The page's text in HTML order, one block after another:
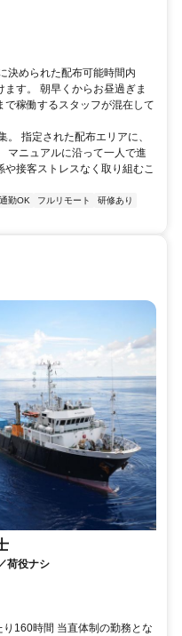
決められた配布可能時間内
す。 朝早くからお昼過ぎま
稼働するスタッフが混在して
指定された配布エリアに、
マニュアルに沿って一人で進
接客ストレスなく取り組むこ
勤OK フルリモート
研修あり
荷役ナシ
160時間 当直体制の勤務とな